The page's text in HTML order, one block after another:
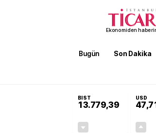
Ekonomiden
Bugün Son Dakika
BIST
13.779,39
USD
47,71